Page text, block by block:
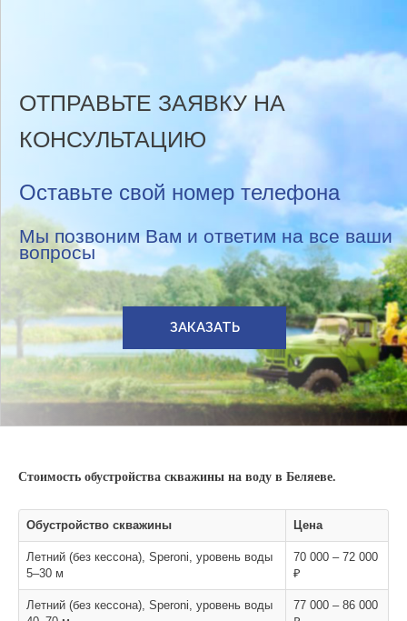
ОТПРАВЬТЕ ЗАЯВКУ НА
КОНСУЛЬТАЦИЮ
Оставьте свой номер телефона
Мы позвоним Вам и ответим на все ваши
вопросы
ЗАКАЗАТЬ
Стоимость обустройства скважины на воду в Беляеве.
Обустройство скважины Цена
Летний (без кессона), Speroni, уровень воды
5–30 м
70 000 – 72 000
₽
Летний (без кессона), Speroni, уровень воды
77 000 – 86 000